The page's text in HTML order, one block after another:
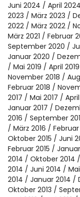
Juni 2024 April 2024
2023
März 2023
2022
März 2022
März 2021
Februar
September 2020
Januar 2020
Mai 2019
April 2019
November 2018
Februar 2018
2017
Mai 2017
Januar 2017
2016
September
März 2016
Februar
Oktober 2015
Juni
Februar 2015
2014
Oktober 2014
2014
Juni 2014
2014
Januar 2014
Oktober 2013